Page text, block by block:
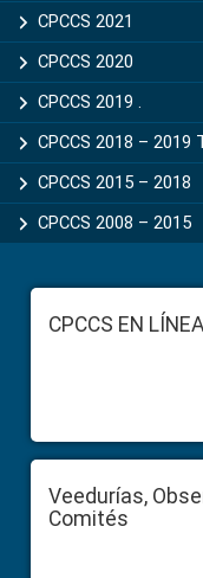
CPCCS 2021
CPCCS 2020
CPCCS 2019 .
CPCCS 2018 – 2019
CPCCS 2015 – 2018
CPCCS 2008 – 2015
FooterCPCCS EN LÍNEA
Veedurías,
Comités